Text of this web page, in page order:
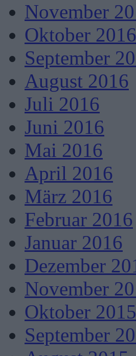
November
Oktober 2016
September
August 2016
Juli 2016
Juni 2016
Mai 2016
April 2016
März 2016
Februar 2016
Januar 2016
Dezember
November
Oktober 2015
September